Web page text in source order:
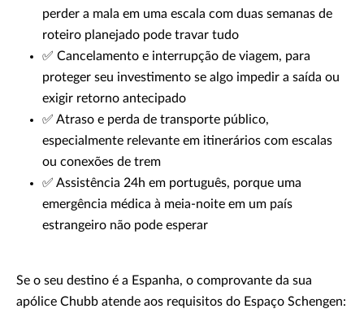
perder a mala em uma escala com duas semanas de
roteiro planejado pode travar tudo
✅ Cancelamento e interrupção de viagem, para
proteger seu investimento se algo impedir a saída ou
exigir retorno antecipado
✅ Atraso e perda de transporte público,
especialmente relevante em itinerários com escalas
ou conexões de trem
✅ Assistência 24h em português, porque uma
emergência médica à meia-noite em um país
estrangeiro não pode esperar
Se o seu destino é a Espanha, o comprovante da sua
apólice Chubb atende aos requisitos do Espaço Schengen: